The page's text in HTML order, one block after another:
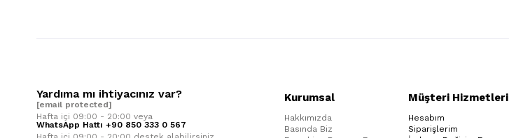
Yardıma mı ihtiyacınız var?
[email protected]
Hafta içi 09:00 - 20:00 veya
WhatsApp Hattı +90 850 333 0 567
Kurumsal
Hakkımızda
Basında Biz
Müşteri Hizmetleri
Hesabım
Siparişlerim